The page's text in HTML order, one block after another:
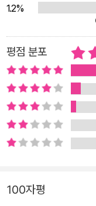
바이너척은 2008년부
에 성공의 기회가 있
은 SNS를 섭렵하며
모든 소셜 플랫폼이
용자의 관심사를 바탕
이러한 변화 덕분에
만으로 수백만 조회수
올리는 콘텐츠의 질이
가 아무리 수백만 명
수십 명밖에 되지 않
수백만의 조회수를 기
1.2%
평점 분포
100자평